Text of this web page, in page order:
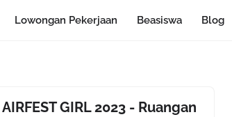
Lowongan Pekerjaan Beasiswa Blog
GIRL 2023 - Ruangan